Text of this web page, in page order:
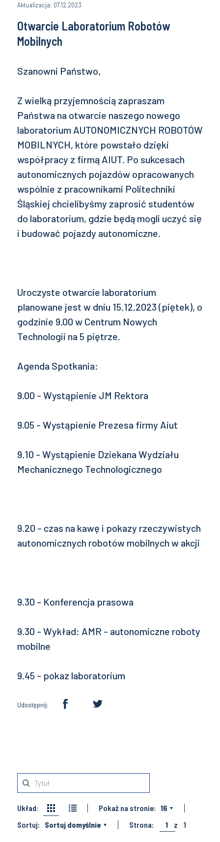
Aktualizacja: 07.12.2023
Otwarcie Laboratorium Robotów
Mobilnych
Szanowni Państwo,
Z wielką przyjemnością zapraszam
Państwa na otwarcie naszego nowego
laboratorium AUTONOMICZNYCH ROBOTÓW
MOBILNYCH, które powstało dzięki
współpracy z firmą AIUT. Po sukcesach
autonomicznych pojazdów opracowanych
wspólnie z pracownikami Politechniki
Śląskiej chcielibyśmy zaprosić studentów
do laboratorium, gdzie będą mogli uczyć się
i budować pojazdy autonomiczne.
Uroczyste otwarcie laboratorium
planowane jest w dniu 15.12.2023 (piętek), o
godzinie 9.00 w Centrum Nowych
Technologii na 5 piętrze.
Agenda Spotkania:
9.00 - Wystąpienie JM Rektora
9.05 - Wystąpienie Prezesa firmy Aiut
9.10 - Wystąpienie Dziekana Wydziału
Mechanicznego Technologicznego
9.20 - czas na kawę i pokazy rzeczywistych
autonomicznych robotów mobilnych w akcji
9.30 - Konferencja prasowa
9.30 - Wykład: AMR - autonomiczne roboty
mobilne
9.45 - pokaz laboratorium
Udostępnij:
Układ: Pokaż na stronie: 16
Sortuj:
Sortuj domyślnie Strona: 1 z 1